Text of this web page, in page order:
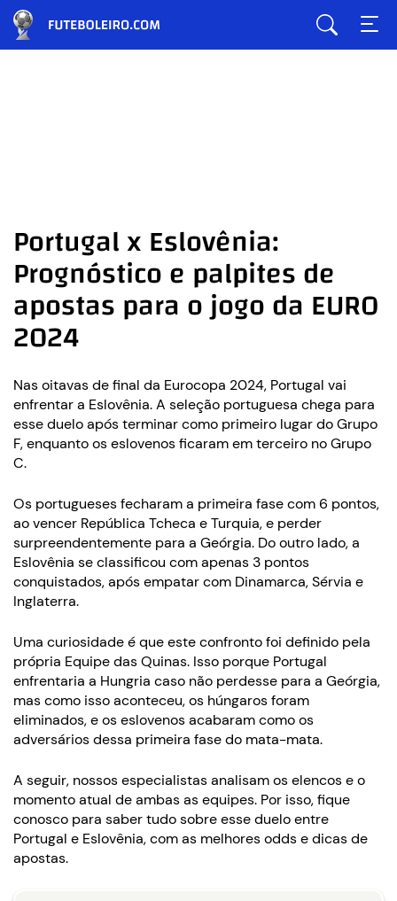
Portugal x Eslovênia:
Prognóstico e palpites de
apostas para o jogo da EURO
2024
Nas oitavas de final da Eurocopa 2024, Portugal vai
enfrentar a Eslovênia. A seleção portuguesa chega para
esse duelo após terminar como primeiro lugar do Grupo
F, enquanto os eslovenos ficaram em terceiro no Grupo
C.
Os portugueses fecharam a primeira fase com 6 pontos,
ao vencer República Tcheca e Turquia, e perder
surpreendentemente para a Geórgia. Do outro lado, a
Eslovênia se classificou com apenas 3 pontos
conquistados, após empatar com Dinamarca, Sérvia e
Inglaterra.
Uma curiosidade é que este confronto foi definido pela
própria Equipe das Quinas. Isso porque Portugal
enfrentaria a Hungria caso não perdesse para a Geórgia,
mas como isso aconteceu, os húngaros foram
eliminados, e os eslovenos acabaram como os
adversários dessa primeira fase do mata-mata.
A seguir, nossos especialistas analisam os elencos e o
momento atual de ambas as equipes. Por isso, fique
conosco para saber tudo sobre esse duelo entre
Portugal e Eslovênia, com as melhores odds e dicas de
apostas.